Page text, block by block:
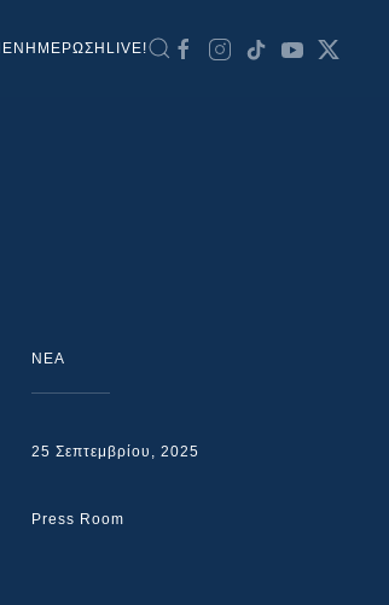
ΕΝΗΜΕΡΩΣΗ LIVE!
NEA
25 Σεπτεμβρίου, 2025
Press Room